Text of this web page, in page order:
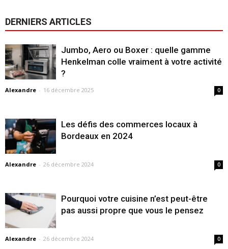
DERNIERS ARTICLES
Jumbo, Aero ou Boxer : quelle gamme
Henkelman colle vraiment à votre activité
?
Alexandre - 16 décembre 2025 0
Les défis des commerces locaux à
Bordeaux en 2024
Alexandre - 26 décembre 2024 0
Pourquoi votre cuisine n’est peut-être
pas aussi propre que vous le pensez
Alexandre - 26 décembre 2024 0